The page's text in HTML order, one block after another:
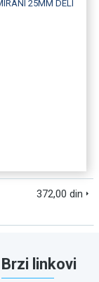
372,00 din
Brzi linkovi